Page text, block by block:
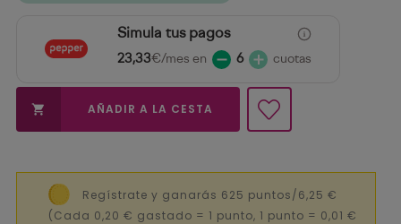
Simula tus pagos
23,33€/mes en 6 cuotas
 AÑADIR A LA CESTA
Regístrate y ganarás 625 puntos/6,25 €
(Cada 0,20 € gastado = 1 punto, 1 punto = 0,01 €